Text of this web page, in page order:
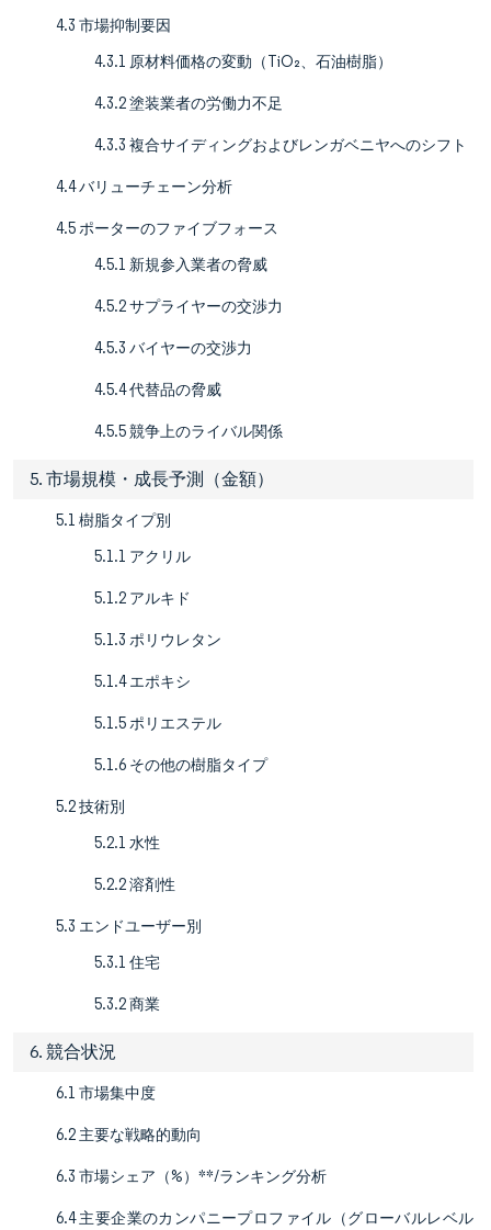
4.3 市場抑制要因
4.3.1 原材料価格の変動（TiO₂、石油樹脂）
4.3.2 塗装業者の労働力不足
4.3.3 複合サイディングおよびレンガベニヤへのシフト
4.4 バリューチェーン分析
4.5 ポーターのファイブフォース
4.5.1 新規参入業者の脅威
4.5.2 サプライヤーの交渉力
4.5.3 バイヤーの交渉力
4.5.4 代替品の脅威
4.5.5 競争上のライバル関係
5. 市場規模・成長予測（金額）
5.1 樹脂タイプ別
5.1.1 アクリル
5.1.2 アルキド
5.1.3 ポリウレタン
5.1.4 エポキシ
5.1.5 ポリエステル
5.1.6 その他の樹脂タイプ
5.2 技術別
5.2.1 水性
5.2.2 溶剤性
5.3 エンドユーザー別
5.3.1 住宅
5.3.2 商業
6. 競合状況
6.1 市場集中度
6.2 主要な戦略的動向
6.3 市場シェア（%）**/ランキング分析
6.4 主要企業のカンパニープロファイル（グローバルレベル